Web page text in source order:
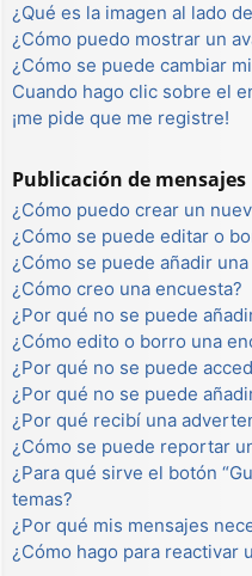
¿Qué es la imagen al lado
¿Cómo puedo mostrar un
¿Cómo se puede cambiar
Cuando hago clic sobre el
¡me pide que me registre!
Publicación de mensajes
¿Cómo puedo crear un
¿Cómo se puede editar o
¿Cómo se puede añadir
¿Cómo creo una encuesta?
¿Por qué no se puede
¿Cómo edito o borro una
¿Por qué no se puede
¿Por qué no se puede
¿Por qué recibí una
¿Cómo se puede reportar
¿Para qué sirve el botón
temas?
¿Por qué mis mensajes
¿Cómo hago para reactivar